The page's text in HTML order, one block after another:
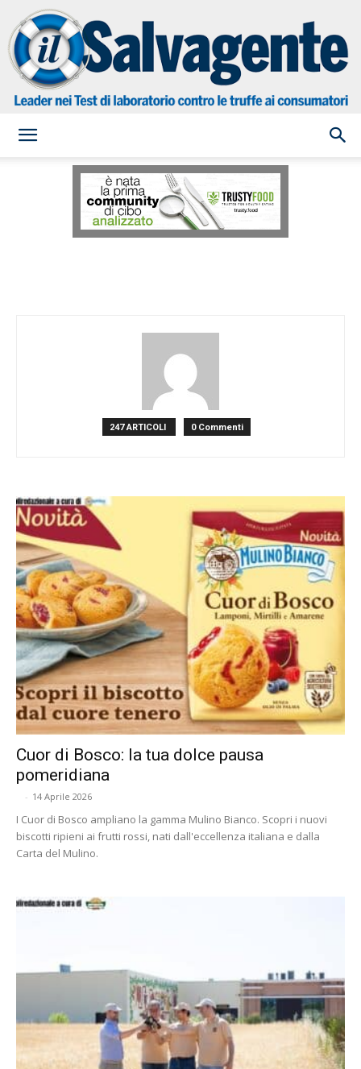
Salvagente
247 ARTICOLI 0 Commenti
Cuor di Bosco: la tua dolce pausa
pomeridiana
- 14 Aprile 2026
I Cuor di Bosco ampliano la gamma Mulino Bianco. Scopri i nuovi
biscotti ripieni ai frutti rossi, nati dall'eccellenza italiana e dalla
Carta del Mulino.